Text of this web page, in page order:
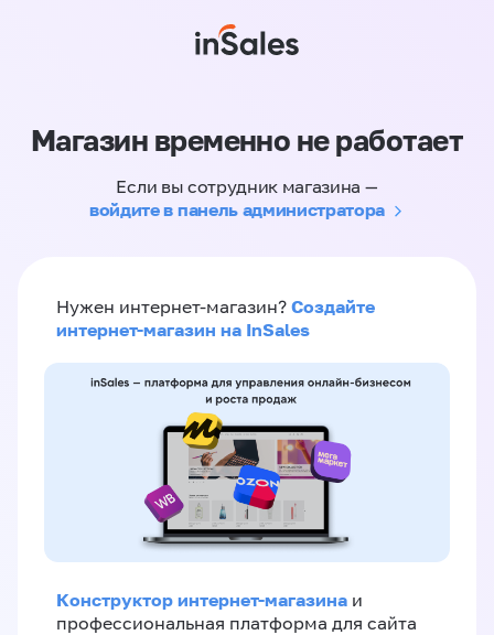
Магазин временно не работает
Если вы сотрудник магазина —
войдите в панель администратора
Нужен интернет-магазин? Создайте
интернет-магазин на InSales
Конструктор интернет-магазина и
профессиональная платформа для сайта